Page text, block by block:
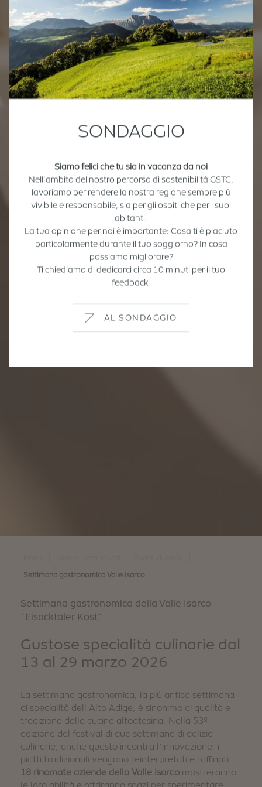
SONDAGGIO
Siamo felici che tu sia in vacanza da noi
Nell’ambito del nostro percorso di sostenibilità GSTC,
lavoriamo per rendere la nostra regione sempre più
vivibile e responsabile, sia per gli ospiti che per i suoi
abitanti.
La tua opinione per noi è importante: Cosa ti è piaciuto
particolarmente durante il tuo soggiorno? In cosa
possiamo migliorare?
Ti chiediamo di dedicarci circa 10 minuti per il tuo
feedback.
AL SONDAGGIO
Settimana gastronomica Valle Isarco
Settimana gastronomica della Valle Isarco
“Eisacktaler Kost”
Gustose specialità culinarie dal
13 al 29 marzo 2026
La settimana gastronomica, la più antica settimana
di specialità dell'Alto Adige, è sinonimo di qualità e
tradizione della cucina altoatesina. Nella 53ª
edizione del festival di due settimane di delizie
culinarie, anche questo incontra l'innovazione: i
piatti tradizionali vengono reinterpretati e raffinati.
18 rinomate aziende della Valle Isarco mostreranno
le loro abilità e offriranno spazi per sperimentare,